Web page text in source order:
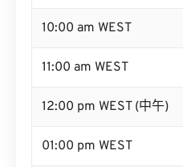
10:00 am WEST
11:00 am WEST
12:00 pm WEST (中午)
01:00 pm WEST